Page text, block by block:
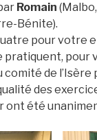
Romain
Bénite).
pour votre
pratiquent,
comité de l’Isère
des
ont été